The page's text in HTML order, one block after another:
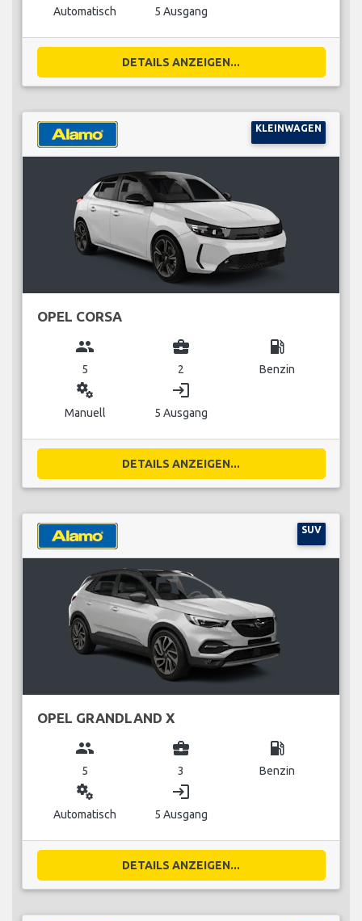
Automatisch 5 Ausgang
DETAILS ANZEIGEN...
KLEINWAGEN
OPEL CORSA
group
5
business_center
2
local_gas_station
Benzin
miscellaneous_services
Manuell
login
5 Ausgang
DETAILS ANZEIGEN...
SUV
OPEL GRANDLAND X
group
5
business_center
3
local_gas_station
Benzin
miscellaneous_services
Automatisch
login
5 Ausgang
DETAILS ANZEIGEN...